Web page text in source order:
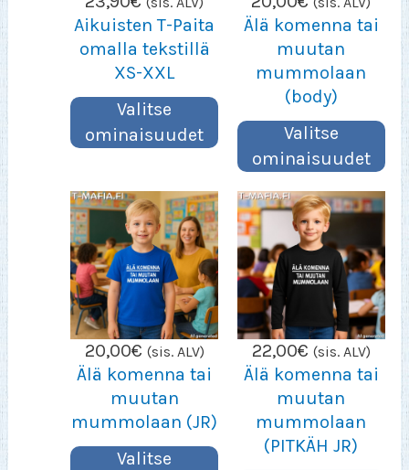
Aikuisten T-Paita
omalla tekstillä
XS-XXL
Valitse
ominaisuudet
Älä komenna tai
muutan
mummolaan
(body)
Valitse
ominaisuudet
20,00€ (sis. ALV)
Älä komenna tai
muutan
mummolaan (JR)
Valitse
22,00€ (sis. ALV)
Älä komenna tai
muutan
mummolaan
(PITKÄH JR)